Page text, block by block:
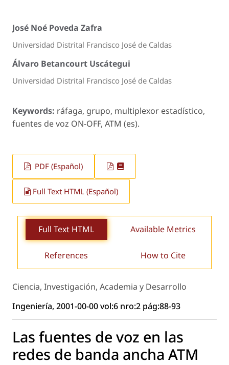
José Noé Poveda Zafra
Universidad Distrital Francisco José de Caldas
Álvaro Betancourt Uscátegui
Universidad Distrital Francisco José de Caldas
Keywords: ráfaga, grupo, multiplexor estadístico,
fuentes de voz ON-OFF, ATM (es).
PDF (Español)
Full Text HTML (Español)
Full Text HTML Available Metrics
References How to Cite
Ciencia, Investigación, Academia y Desarrollo
Ingeniería, 2001-00-00 vol:6 nro:2 pág:88-93
Las fuentes de voz en las
redes de banda ancha ATM